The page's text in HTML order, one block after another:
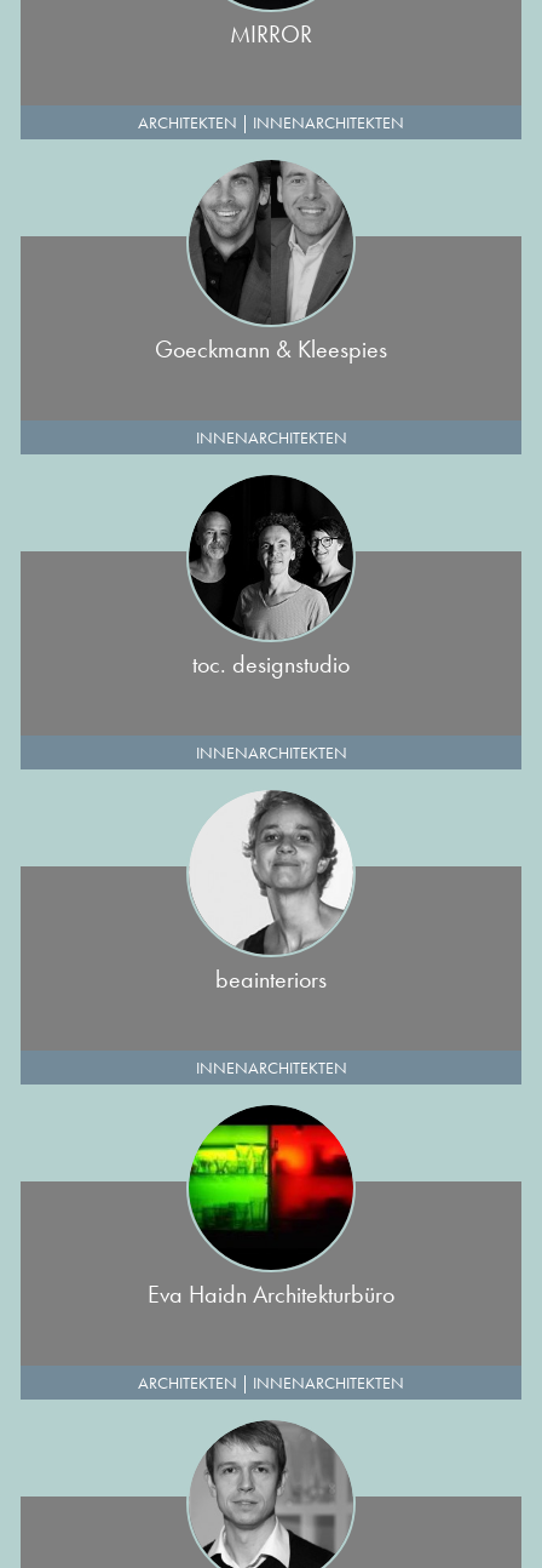
MIRROR
ARCHITEKTEN | INNENARCHITEKTEN
Goeckmann & Kleespies
INNENARCHITEKTEN
toc. designstudio
INNENARCHITEKTEN
beainteriors
INNENARCHITEKTEN
Eva Haidn Architekturbüro
ARCHITEKTEN | INNENARCHITEKTEN